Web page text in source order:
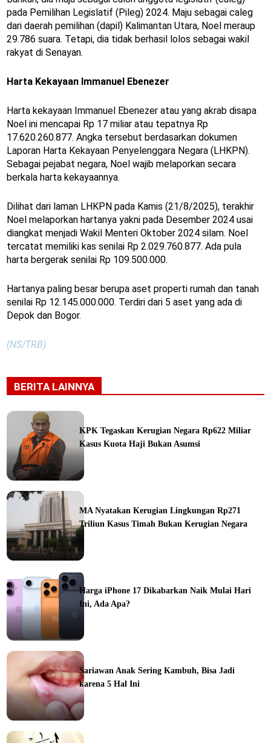
pada Pemilihan Legislatif (Pileg) 2024. Maju sebagai caleg
dari daerah pemilihan (dapil) Kalimantan Utara, Noel meraup
29.786 suara. Tetapi, dia tidak berhasil lolos sebagai wakil
rakyat di Senayan.
Harta Kekayaan Immanuel Ebenezer
Harta kekayaan Immanuel Ebenezer atau yang akrab disapa
Noel ini mencapai Rp 17 miliar atau tepatnya Rp
17.620.260.877. Angka tersebut berdasarkan dokumen
Laporan Harta Kekayaan Penyelenggara Negara (LHKPN).
Sebagai pejabat negara, Noel wajib melaporkan secara
berkala harta kekayaannya.
Dilihat dari laman LHKPN pada Kamis (21/8/2025), terakhir
Noel melaporkan hartanya yakni pada Desember 2024 usai
diangkat menjadi Wakil Menteri Oktober 2024 silam. Noel
tercatat memiliki kas senilai Rp 2.029.760.877. Ada pula
harta bergerak senilai Rp 109.500.000.
Hartanya paling besar berupa aset properti rumah dan tanah
senilai Rp 12.145.000.000. Terdiri dari 5 aset yang ada di
Depok dan Bogor.
(NS/TRB)
BERITA LAINNYA
KPK Tegaskan Kerugian Negara Rp622 Miliar
Kasus Kuota Haji Bukan Asumsi
MA Nyatakan Kerugian Lingkungan Rp271
Triliun Kasus Timah Bukan Kerugian Negara
Harga iPhone 17 Dikabarkan Naik Mulai Hari
Ini, Ada Apa?
Sariawan Anak Sering Kambuh, Bisa Jadi
karena 5 Hal Ini